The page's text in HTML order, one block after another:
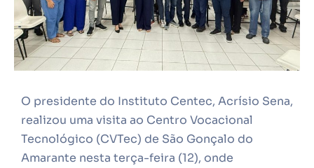
O presidente do Instituto Centec, Acrísio Sena,
realizou uma visita ao Centro Vocacional
Tecnológico (CVTec) de São Gonçalo do
Amarante nesta terça-feira (12), onde